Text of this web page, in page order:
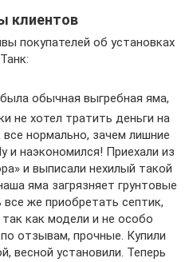
клиентов
покупателей об установках
Танк:
обычная выгребная яма,
не хотел тратить деньги на
все нормально, зачем лишние
и наэкономился! Приехали из
и выписали нехилый такой
яма загрязняет грунтовые
же приобретать септик,
как модели и не особо
отзывам, прочные. Купили
весной установили. Теперь